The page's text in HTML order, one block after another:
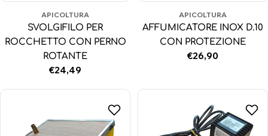
APICOLTURA
SVOLGIFILO PER
ROCCHETTO CON PERNO
ROTANTE
Prezzo
€24,49
APICOLTURA
AFFUMICATORE INOX D.10
CON PROTEZIONE
Prezzo
€26,90